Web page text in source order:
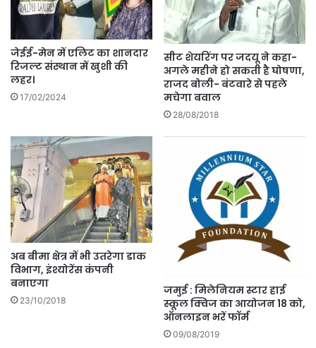
जेईई-मेन में एलिट का शानदार
रिजल्ट संस्थान में खुशी की
लहर।
17/02/2024
सीट शेयरिंग पर जदयू ने कहा-
अगले महीने हो सकती है घोषणा,
राजद बोली- बंटवारे से पहले
मचेगा बवाल
28/08/2018
अब बीमा क्षेत्र में भी उतरेगा डाक
विभाग, इंश्योरेंस कंपनी
बनाएगा
23/10/2018
जमुई : मिलेनियम स्टार हाई
स्कूल क्विज का आयोजन 18 को,
ऑनलाइन भरें फॉर्म
09/08/2019